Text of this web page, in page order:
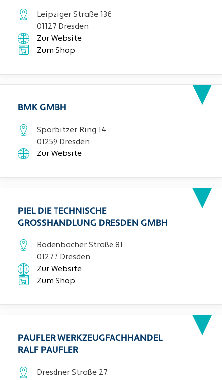
Leipziger Straße 136
01127 Dresden
Zur Website
Zum Shop
BMK GMBH
Sporbitzer Ring 14
01259 Dresden
Zur Website
PIEL DIE TECHNISCHE
GROSSHANDLUNG DRESDEN GMBH
Bodenbacher Straße 81
01277 Dresden
Zur Website
Zum Shop
PAUFLER WERKZEUGFACHHANDEL
RALF PAUFLER
Dresdner Straße 27